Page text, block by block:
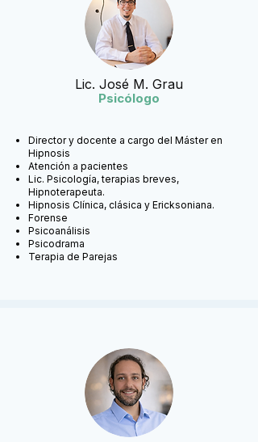
Lic. José M. Grau
Psicólogo
Director y docente a cargo del Máster en
Hipnosis
Atención a pacientes
Lic. Psicología, terapias breves,
Hipnoterapeuta.
Hipnosis Clínica, clásica y Ericksoniana.
Forense
Psicoanálisis
Psicodrama
Terapia de Parejas